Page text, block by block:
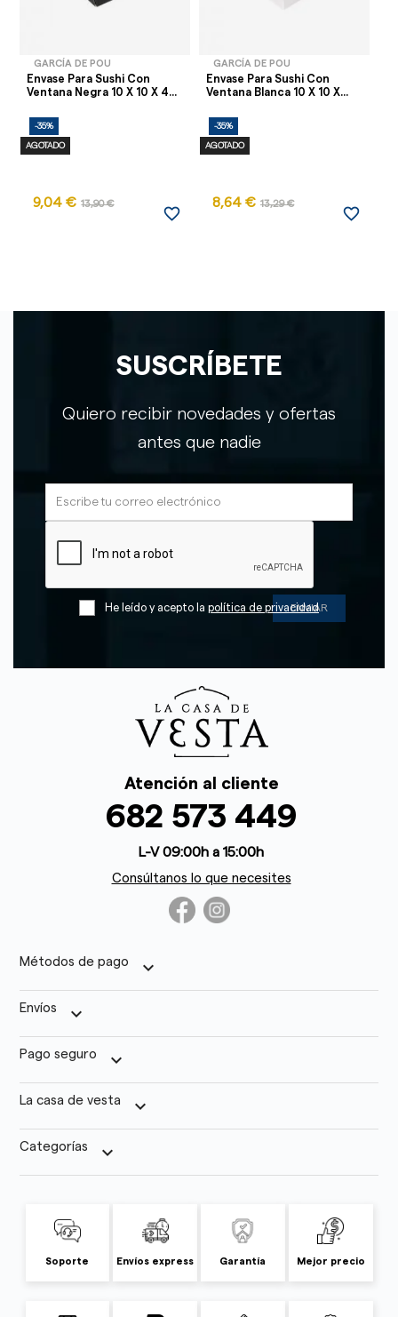
GARCÍA DE POU
Envase Para Sushi Con
Ventana Negra 10 X 10 X 4...
-35%
AGOTADO
9,04 € 13,90 €
favorite_border
GARCÍA DE POU
Envase Para Sushi Con
Ventana Blanca 10 X 10 X...
-35%
AGOTADO
8,64 € 13,29 €
favorite_border
SUSCRÍBETE
Quiero recibir novedades y ofertas
antes que nadie
He leído y acepto la política de privacidad
Atención al cliente
682 573 449
L-V 09:00h a 15:00h
Consúltanos lo que necesites
Métodos de pago keyboard_arrow_down
Envíos keyboard_arrow_down
Pago seguro keyboard_arrow_down
La casa de vesta keyboard_arrow_down
Categorías keyboard_arrow_down
Soporte Envíos express Garantía Mejor precio